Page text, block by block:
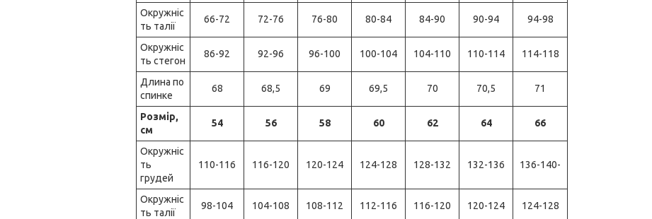
Окружніс
ть талії
66-72 72-76 76-80 80-84 84-90 90-94 94-98
Окружніс
ть стегон
86-92 92-96 96-100 100-104 104-110 110-114 114-118
Длина по
спинке
68 68,5 69 69,5 70 70,5 71
Розмір,
см
54 56 58 60 62 64 66
Окружніс
ть
грудей
110-116 116-120 120-124 124-128 128-132 132-136 136-140-
Окружніс
ть талії
98-104 104-108 108-112 112-116 116-120 120-124 124-128